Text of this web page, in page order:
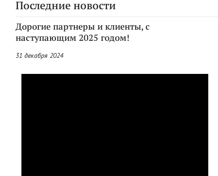
Последние новости
Дорогие партнеры и клиенты, с
наступающим 2025 годом!
31 декабря 2024